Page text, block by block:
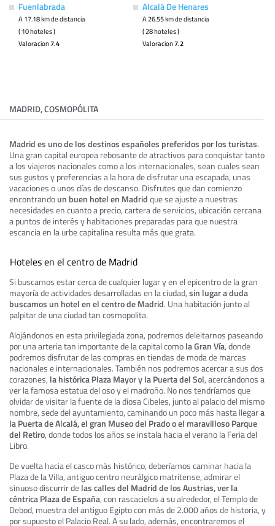
Fuenlabrada
A 17.18 km de distancia
( 10 hoteles )
Valoracion7.4
Alcalá De Henares
A 26.55 km de distancia
( 28 hoteles )
Valoracion7.2
MADRID, COSMOPÓLITA
Madrid es uno de los destinos españoles preferidos por los turistas.
Una gran capital europea rebosante de atractivos para conquistar tanto
a los viajeros nacionales como a los internacionales, sean cuales sean
sus gustos y preferencias a la hora de disfrutar una escapada, unas
vacaciones o unos días de descanso. Disfrutes que dan comienzo
encontrandoun buen hotel en Madrid que se ajuste a nuestras
necesidades en cuanto a precio, cartera de servicios, ubicación cercana
a puntos de interés y habitaciones preparadas para que nuestra
escancia en la urbe capitalina resulta más que grata.
Hoteles en el centro de Madrid
Si buscamos estar cerca de cualquier lugar y en el epicentro de la gran
mayoría de actividades desarrolladas en la ciudad, sin lugar a duda
buscamos un hotel en el centro de Madrid. Una habitación junto al
palpitar de una ciudad tan cosmopolita.
Alojándonos en esta privilegiada zona, podremos deleitarnos paseando
por una arteria tan importante de la capital como la Gran Vía, donde
podremos disfrutar de las compras en tiendas de moda de marcas
nacionales e internacionales. También nos podremos acercar a sus dos
corazones, la histórica Plaza Mayor y la Puerta del Sol, acercándonos a
ver la famosa estatua del oso y el madroño. No nos tendríamos que
olvidar de visitar la fuente de la diosa Cibeles, junto al palacio del mismo
nombre, sede del ayuntamiento, caminando un poco más hasta llegara
la Puerta de Alcalá, el gran Museo del Prado o el maravilloso Parque
del Retiro, donde todos los años se instala hacia el verano la Feria del
Libro.
De vuelta hacia el casco más histórico, deberíamos caminar hacia la
Plaza de la Villa, antiguo centro neurálgico matritense, admirar el
sinuoso discurrir de las calles del Madrid de los Austrias, ver la
céntrica Plaza de España, con rascacielos a su alrededor, el Templo de
Debod, muestra del antiguo Egipto con más de 2.000 años de historia, y
por supuesto el Palacio Real. A su lado, además, encontraremos el